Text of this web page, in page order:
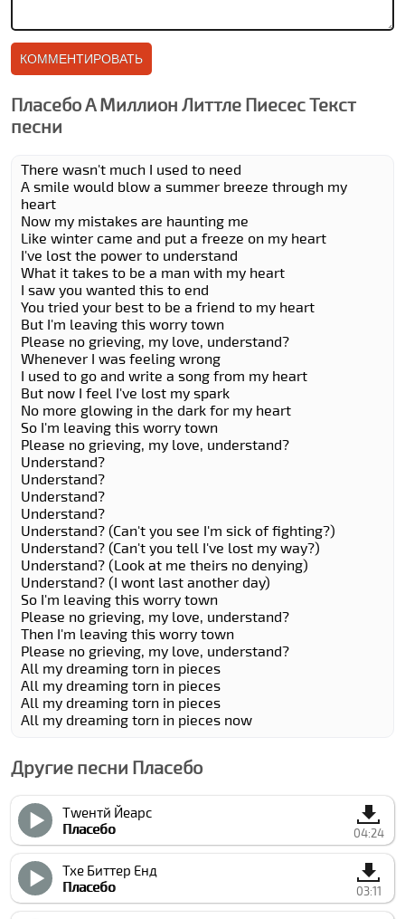
Плаcебо А Миллион Литтле Пиеcес Текст
песни
There wasn't much I used to need
A smile would blow a summer breeze through my
heart
Now my mistakes are haunting me
Like winter came and put a freeze on my heart
I've lost the power to understand
What it takes to be a man with my heart
I saw you wanted this to end
You tried your best to be a friend to my heart
But I'm leaving this worry town
Please no grieving, my love, understand?
Whenever I was feeling wrong
I used to go and write a song from my heart
But now I feel I've lost my spark
No more glowing in the dark for my heart
So I'm leaving this worry town
Please no grieving, my love, understand?
Understand?
Understand?
Understand?
Understand?
Understand? (Can't you see I'm sick of fighting?)
Understand? (Can't you tell I've lost my way?)
Understand? (Look at me theirs no denying)
Understand? (I wont last another day)
So I'm leaving this worry town
Please no grieving, my love, understand?
Then I'm leaving this worry town
Please no grieving, my love, understand?
All my dreaming torn in pieces
All my dreaming torn in pieces
All my dreaming torn in pieces
All my dreaming torn in pieces now
Другие песни Плаcебо
Тwентй Йеарс
Плаcебо
04:24
Тхе Биттер Енд
Плаcебо
03:11